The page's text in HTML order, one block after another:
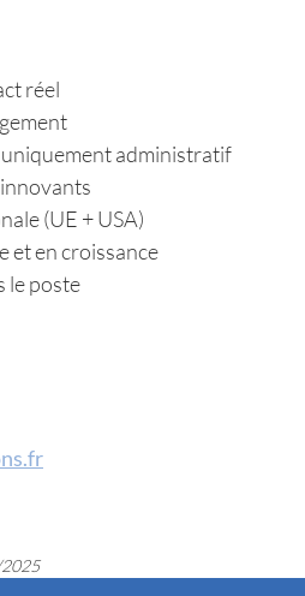
réel
uniquement administratif
(UE + USA)
et en croissance
le poste